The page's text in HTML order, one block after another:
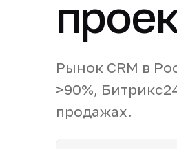
Рынок CRM в
>90%,
продажах.